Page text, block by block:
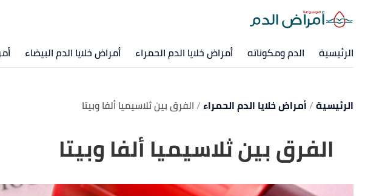
الرئيسية الدم ومكوناته أمراض خلايا الدم الحمراء أمراض خلايا الدم البيضاء
الرئيسية أمراض خلايا الدم الحمراء الفرق بين ثلاسيميا ألفا وبيتا
الفرق بين ثلاسيميا ألفا وبيتا